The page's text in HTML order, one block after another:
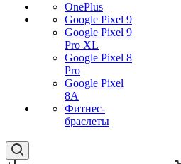
OnePlus
Google Pixel 9
Google Pixel 9
Pro XL
Google Pixel 8
Pro
Google Pixel
8A
Фитнес-
браслеты